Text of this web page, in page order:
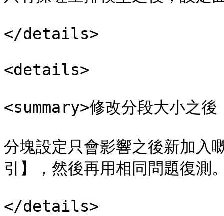
</details>
<details>
<summary>修改分段大小之
分塊設定只會影響之後新加入
引】，然後再用相同問題復測
</details>